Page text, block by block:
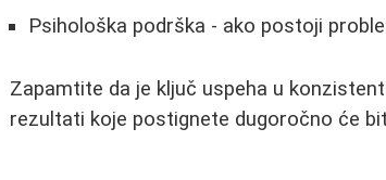
Psihološka podrška - ako postoji
Zapamtite da je ključ uspeha u
rezultati koje postignete dugoročno će